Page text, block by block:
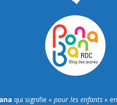
qui signifie« pour les enfants »